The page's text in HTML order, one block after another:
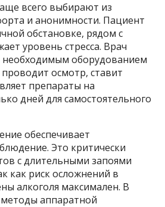
всего выбирают из
и анонимности. Пациент
обстановке, рядом с
уровень стресса. Врач
необходимым оборудованием
осмотр, ставит
препараты на
дней для самостоятельного
обеспечивает
Это критически
с длительными запоями
как риск осложнений в
алкоголя максимален. В
аппаратной